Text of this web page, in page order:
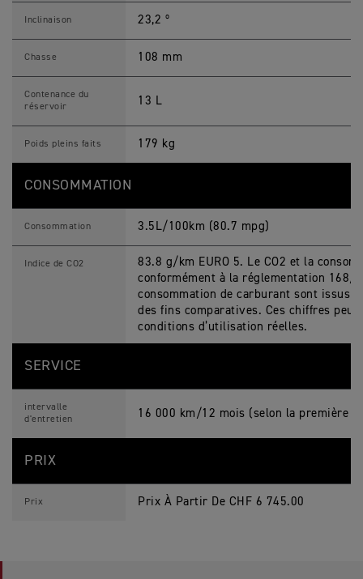
Inclinaison 23,2 º
Chasse 108 mm
Contenance du
réservoir
13 L
Poids pleins faits 179 kg
CONSOMMATION
Consommation 3.5L/100km (80.7 mpg)
Indice de CO2
83.8 g/km EURO 5. Le CO2 et la
conformément à la réglementation 168/
consommation de carburant sont issus
des fins comparatives. Ces chiffres
conditions d’utilisation réelles.
SERVICE
intervalle
d'entretien
16 000 km/12 mois (selon la première
PRIX
Prix Prix À Partir De CHF 6 745.00